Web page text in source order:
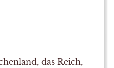
das Reich,